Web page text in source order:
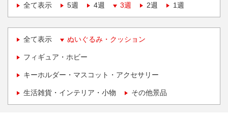
全て表示
5週 4週 3週 2週 1週
全て表示 ぬいぐるみ・クッション
フィギュア・ホビー
キーホルダー・マスコット・アクセサリー
生活雑貨・インテリア・小物 その他景品